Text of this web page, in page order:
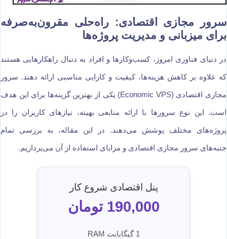
سرور مجازی اقتصادی: راه‌حلی مقرون‌به‌صرفه
برای میزبانی و مدیریت پروژه‌ها
در دنیای فناوری امروز، کسب‌وکارها و افراد به دنبال راهکارهایی هستند
که علاوه بر کاهش هزینه‌ها، کیفیت و کارایی مناسبی ارائه دهند. سرور
مجازی اقتصادی (Economic VPS) یکی از بهترین گزینه‌ها برای این هدف
است. این نوع سرورها با ارائه منابعی بهینه، نیازهای کاربران را در
پروژه‌های مختلف پوشش می‌دهند. در این مقاله، به بررسی تمام
جنبه‌های سرور مجازی اقتصادی و مزایای استفاده از آن می‌پردازیم.
پنل اقتصادی شروع کار
190,000 تومان
1 گیگابایت RAM